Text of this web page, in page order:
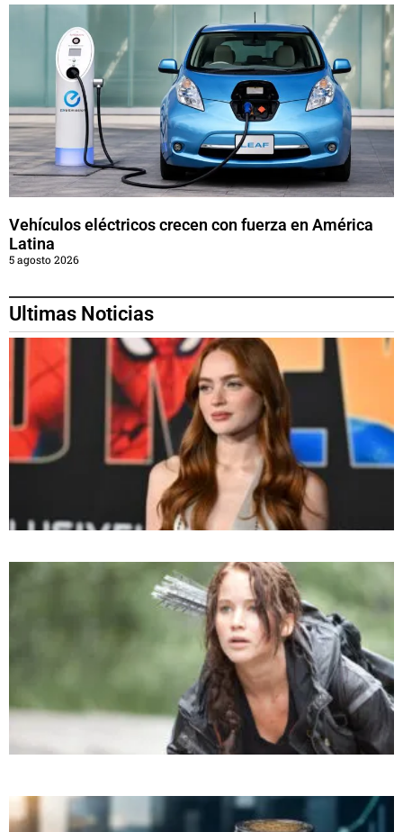
Vehículos eléctricos crecen con fuerza en América
Latina
5 agosto 2026
Ultimas Noticias